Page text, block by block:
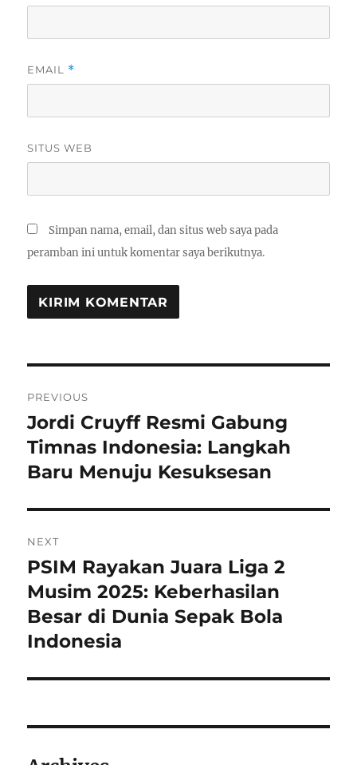
EMAIL *
SITUS WEB
Simpan nama, email, dan situs web saya pada
peramban ini untuk komentar saya berikutnya.
pos
PREVIOUS
Previous
post:
Jordi Cruyff Resmi Gabung
Timnas Indonesia: Langkah
Baru Menuju Kesuksesan
NEXT
Next
post:
PSIM Rayakan Juara Liga 2
Musim 2025: Keberhasilan
Besar di Dunia Sepak Bola
Indonesia